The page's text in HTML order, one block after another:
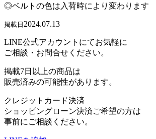
◎ベルトの色は入荷時により変わります
掲載日 2024.07.13
LINE公式アカウントにてお気軽に
ご相談・お問合せください。
掲載7日以上の商品は
販売済みの可能性があります。
クレジットカード決済
ショッピングローン決済ご希望の方は
事前にご相談ください。